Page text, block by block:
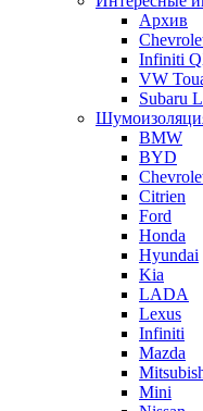
Архив
Infiniti
VW
Subaru
BMW
BYD
Citrien
Ford
Honda
Hyundai
Kia
LADA
Lexus
Infiniti
Mazda
Mini